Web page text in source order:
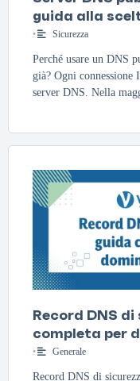
guida alla
• Sicurezza
Perché usare un DNS
già? Ogni
server DNS. Nella
Record DNS
completa per
• Generale
Record DNS di